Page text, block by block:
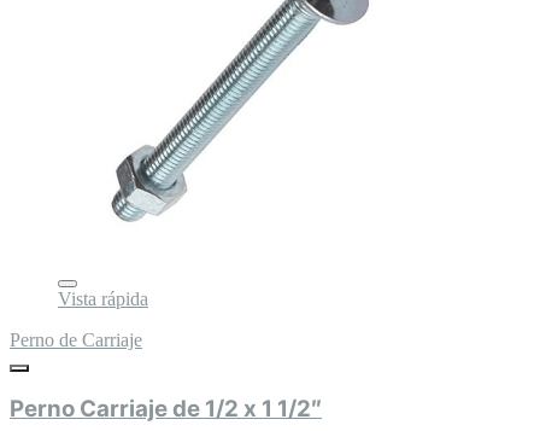
Vista rápida
Perno de Carriaje
Perno Carriaje de 1/2 x 1 1/2″